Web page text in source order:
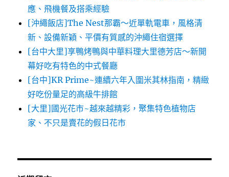
應、飛機餐及搭乘經驗
[沖繩飯店]The Nest那霸～近單軌電車，風格清
新、設備新穎、平價有質感的沖繩住宿選擇
[台中大里]享鴨烤鴨與中華料理大里德芳店～新開
幕好吃有特色的中式餐廳
[台中]KR Prime~連續六年入圍米其林指南，精緻
好吃份量足的高級牛排館
[大里]國光花市~越來越精彩，聚集特色植物店
家、不只是賣花的假日花市